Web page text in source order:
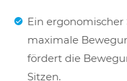
Ein
maximale
fördert die
Sitzen.